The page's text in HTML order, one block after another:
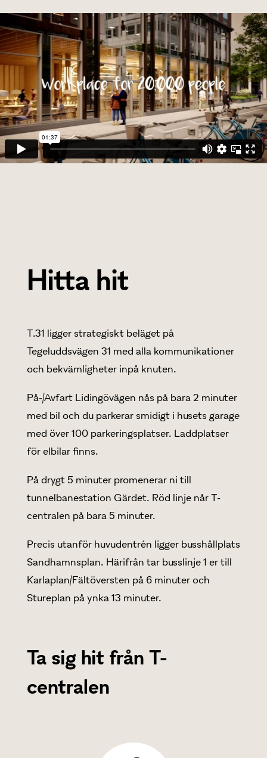
Hitta hit
T.31 ligger strategiskt beläget på
Tegeluddsvägen 31 med alla kommunikationer
och bekvämligheter inpå knuten.
På-/Avfart Lidingövägen nås på bara 2 minuter
med bil och du parkerar smidigt i husets garage
med över 100 parkeringsplatser. Laddplatser
för elbilar finns.
På drygt 5 minuter promenerar ni till
tunnelbanestation Gärdet. Röd linje når T-
centralen på bara 5 minuter.
Precis utanför huvudentrén ligger busshållplats
Sandhamnsplan. Härifrån tar busslinje 1 er till
Karlaplan/Fältöversten på 6 minuter och
Stureplan på ynka 13 minuter.
Ta sig hit från T-
centralen